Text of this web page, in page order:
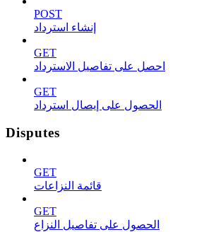
POST
إنشاء استرداد
GET
احصل على تفاصيل الاسترداد
GET
الحصول على إيصال استرداد
Disputes
GET
قائمة النزاعات
GET
الحصول على تفاصيل النزاع